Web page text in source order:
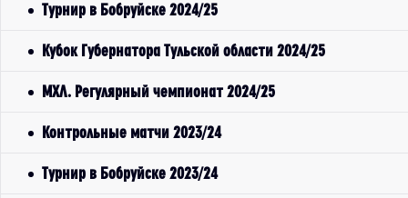
Турнир в Бобруйске 2024/25
Кубок Губернатора Тульской области 2024/25
МХЛ. Регулярный чемпионат 2024/25
Контрольные матчи 2023/24
Турнир в Бобруйске 2023/24